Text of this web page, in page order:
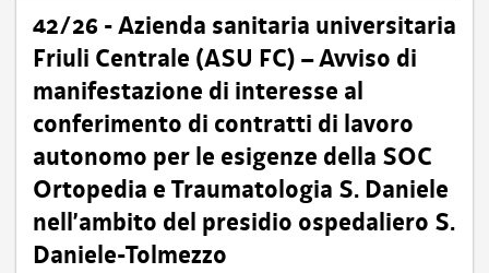
42/26 - Azienda sanitaria universitaria
Friuli Centrale (ASU FC) – Avviso di
manifestazione di interesse al
conferimento di contratti di lavoro
autonomo per le esigenze della SOC
Ortopedia e Traumatologia S. Daniele
nell’ambito del presidio ospedaliero S.
Daniele-Tolmezzo